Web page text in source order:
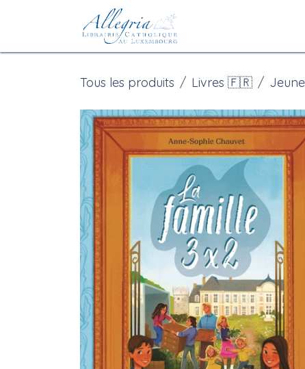
Se rendre au contenu
Tous les produits Livres 🇫🇷